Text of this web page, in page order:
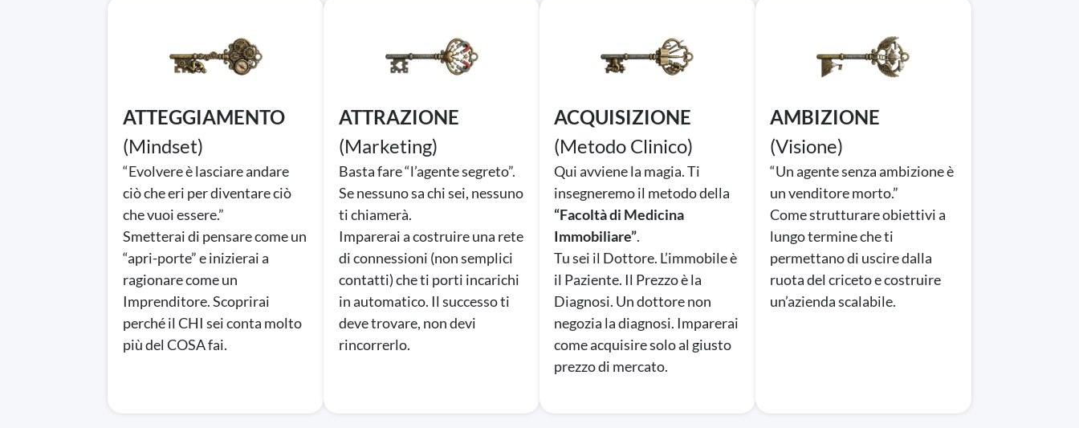
ATTEGGIAMENTO
(Mindset)
“Evolvere è lasciare andare
ciò che eri per diventare ciò
che vuoi essere.”
Smetterai di pensare come un
“apri-porte” e inizierai a
ragionare come un
Imprenditore. Scoprirai
perché il CHI sei conta molto
più del COSA fai.
ATTRAZIONE
(Marketing)
Basta fare “l’agente segreto”.
Se nessuno sa chi sei, nessuno
ti chiamerà.
Imparerai a costruire una rete
di connessioni (non semplici
contatti) che ti porti incarichi
in automatico. Il successo ti
deve trovare, non devi
rincorrerlo.
ACQUISIZIONE
(Metodo Clinico)
Qui avviene la magia. Ti
insegneremo il metodo della
“Facoltà di Medicina
Immobiliare”.
Tu sei il Dottore. L’immobile è
il Paziente. Il Prezzo è la
Diagnosi. Un dottore non
negozia la diagnosi. Imparerai
come acquisire solo al giusto
prezzo di mercato.
AMBIZIONE
(Visione)
“Un agente senza ambizione è
un venditore morto.”
Come strutturare obiettivi a
lungo termine che ti
permettano di uscire dalla
ruota del criceto e costruire
un’azienda scalabile.